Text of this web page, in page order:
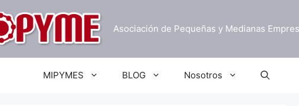
Asociación de Pequeñas y Medianas
MIPYMES BLOG Nosotros